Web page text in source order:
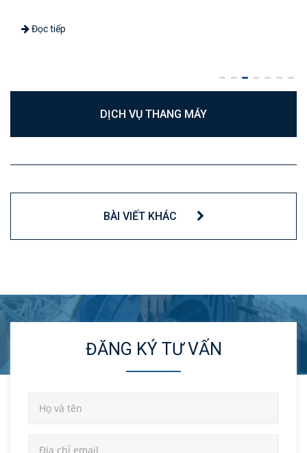
Đọc tiếp
DỊCH VỤ THANG MÁY
BÀI VIẾT KHÁC
ĐĂNG KÝ TƯ VẤN